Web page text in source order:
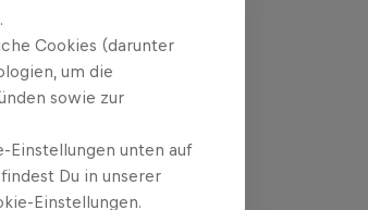
Cookies (darunter
um die
sowie zur
Einstellungen unten auf
Du in unserer
Einstellungen.